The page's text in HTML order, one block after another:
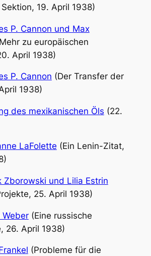
19. April 1938)
P. Cannon und Max
zu europäischen
April 1938)
P. Cannon (Der Transfer der
1938)
des mexikanischen Öls (22.
LaFolette (Ein Lenin-Zitat,
Zborowski und Lilia Estrin
25. April 1938)
Weber(Eine russische
26. April 1938)
(Probleme für die